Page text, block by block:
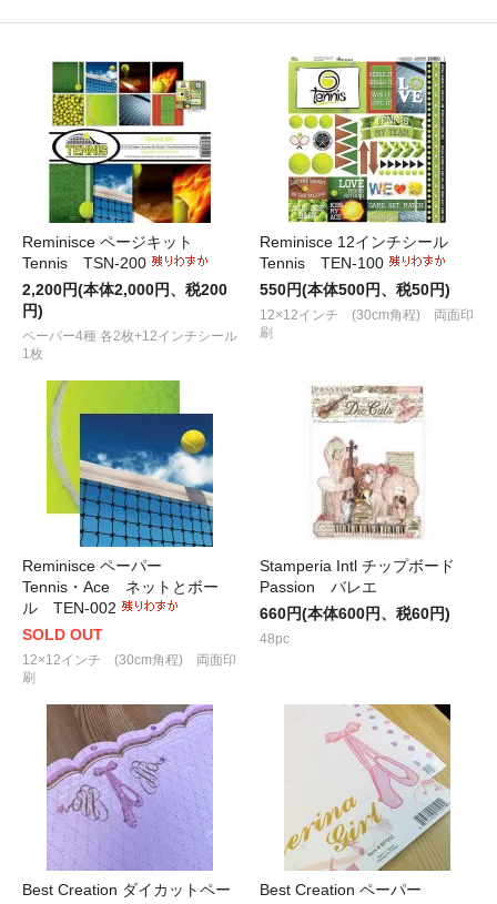
Reminisce ページキット
Tennis TSN-200
2,200円(本体2,000円、税200
円)
ペーパー4種 各2枚+12インチシール
1枚
Reminisce 12インチシール
Tennis TEN-100
550円(本体500円、税50円)
12×12インチ (30cm角程) 両面印
刷
Reminisce ペーパー
Tennis・Ace ネットとボー
ル TEN-002
SOLD OUT
12×12インチ (30cm角程) 両面印
刷
Stamperia Intl チップボード
Passion バレエ
660円(本体600円、税60円)
48pc
Best Creation ダイカットペー
Best Creation ペーパー